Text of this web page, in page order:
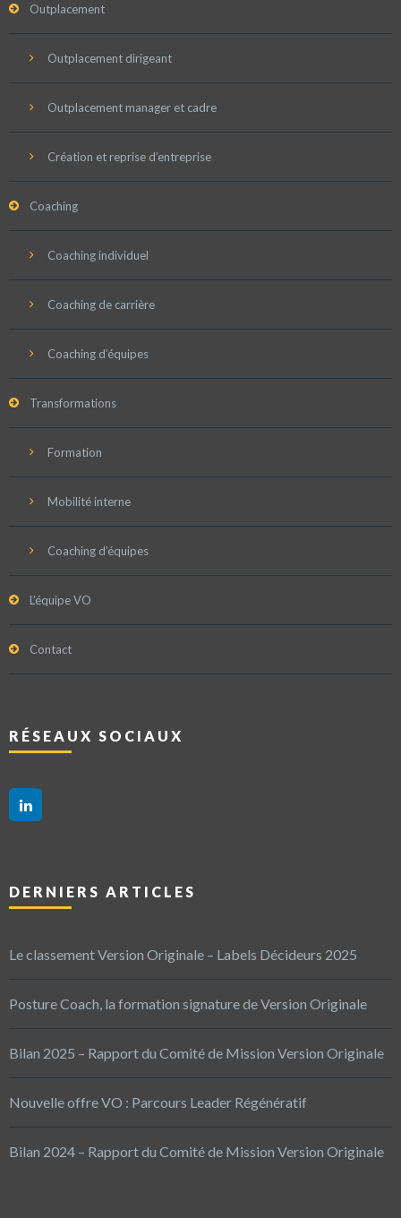
Outplacement
Outplacement dirigeant
Outplacement manager et cadre
Création et reprise d’entreprise
Coaching
Coaching individuel
Coaching de carrière
Coaching d’équipes
Transformations
Formation
Mobilité interne
Coaching d’équipes
L’équipe VO
Contact
RÉSEAUX SOCIAUX
DERNIERS ARTICLES
Le classement Version Originale – Labels Décideurs 2025
Posture Coach, la formation signature de Version Originale
Bilan 2025 – Rapport du Comité de Mission Version Originale
Nouvelle offre VO : Parcours Leader Régénératif
Bilan 2024 – Rapport du Comité de Mission Version Originale